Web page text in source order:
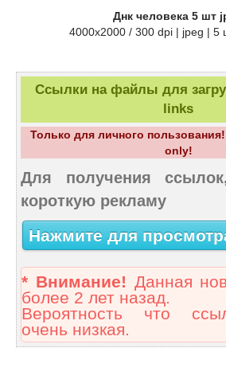
Днк человека 5 шт
4000x2000 / 300 dpi | jpeg | 5
Ссылки на файлы для
links
Только для личного
only!
Для получения
короткую рекламу
Нажмите для
* Внимание! Данная
более 2 лет назад.
Вероятность что
очень низкая.